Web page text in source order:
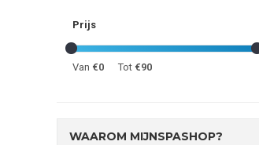
Prijs
Van €0 Tot €90
WAAROM MIJNSPASHOP?